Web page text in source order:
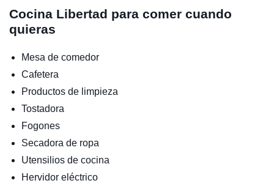
Cocina Libertad para comer cuando
quieras
Mesa de comedor
Cafetera
Productos de limpieza
Tostadora
Fogones
Secadora de ropa
Utensilios de cocina
Hervidor eléctrico